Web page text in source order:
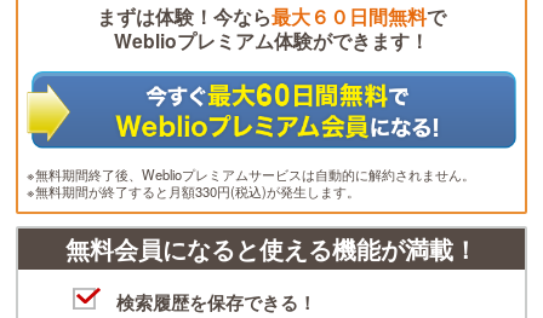
まずは体験！今なら最大６０日間無料で
Weblioプレミアム体験ができます！
※無料期間終了後、Weblioプレミアムサービスは自動的に解約されません。
※無料期間が終了すると月額330円(税込)が発生します。
無料会員になると使える機能が満載！
検索履歴を保存できる！